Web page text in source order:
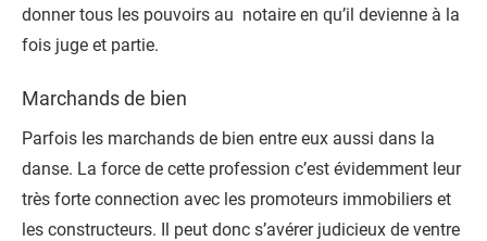
donner tous les pouvoirs au notaire en qu’il devienne à la
fois juge et partie.
Marchands de bien
Parfois les marchands de bien entre eux aussi dans la
danse. La force de cette profession c’est évidemment leur
très forte connection avec les promoteurs immobiliers et
les constructeurs. Il peut donc s’avérer judicieux de ventre